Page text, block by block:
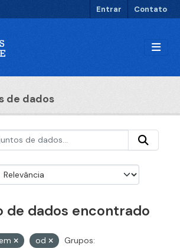
Entrar Contato
de dados
de dados encontrado
od
Grupos: